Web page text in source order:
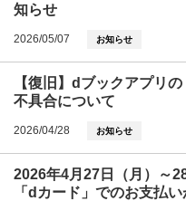
知らせ
2026/05/07 お知らせ
【復旧】dブックアプリ
不具合について
2026/04/28 お知らせ
2026年4月27日（月）～
「dカード」でのお支払